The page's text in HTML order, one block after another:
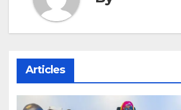
Articles